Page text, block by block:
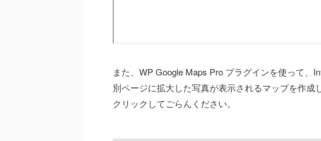
また、WP Google Maps Pro プラグインを使って、
別ページに拡大した写真が表示されるマップを作
クリックしてごらんください。